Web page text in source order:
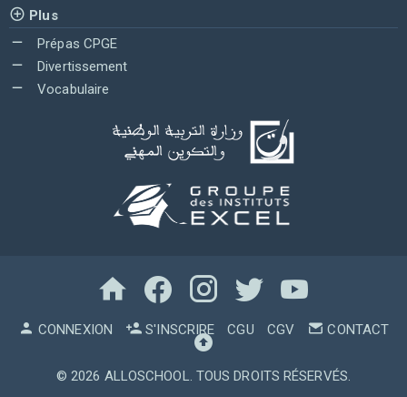
Plus
Prépas CPGE
Divertissement
Vocabulaire
CONNEXION S'INSCRIRE CGU CGV CONTACT
© 2026 ALLOSCHOOL. TOUS DROITS RÉSERVÉS.